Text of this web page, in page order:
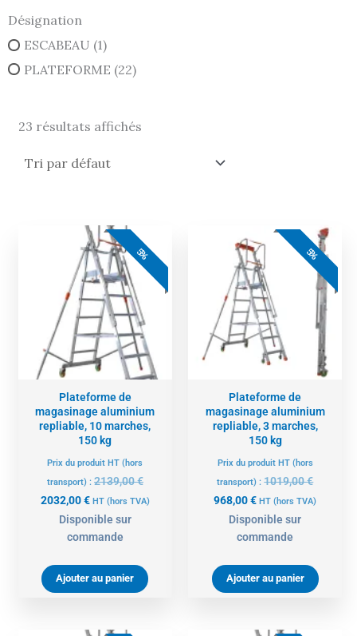
Désignation
ESCABEAU (1)
PLATEFORME (22)
23 résultats affichés
5%
Plateforme de
magasinage aluminium
repliable, 10 marches,
150 kg
Prix du produit HT (hors
transport) : 2139,00€
prix
initial
était :
2032,00€
Le
prix
actuel
est :
2032,00 €.
HT (hors TVA)
Disponible sur
commande
Ajouter au panier
5%
Plateforme de
magasinage aluminium
repliable, 3 marches,
150 kg
Prix du produit HT (hors
transport) :1019,00€
Le
prix
initial
était :
1019,00
968,00€
prix
actuel
est :
968,00 €.
HT (hors TVA)
Disponible sur
commande
Ajouter au panier